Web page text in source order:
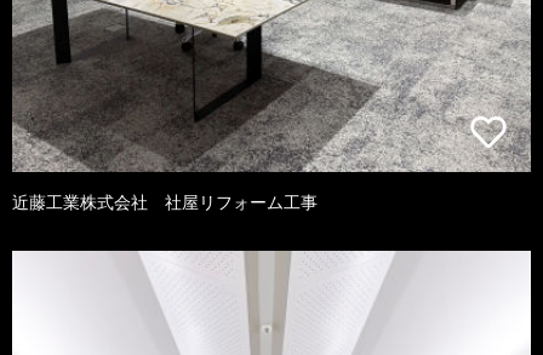
近藤工業株式会社 社屋リフォーム工事